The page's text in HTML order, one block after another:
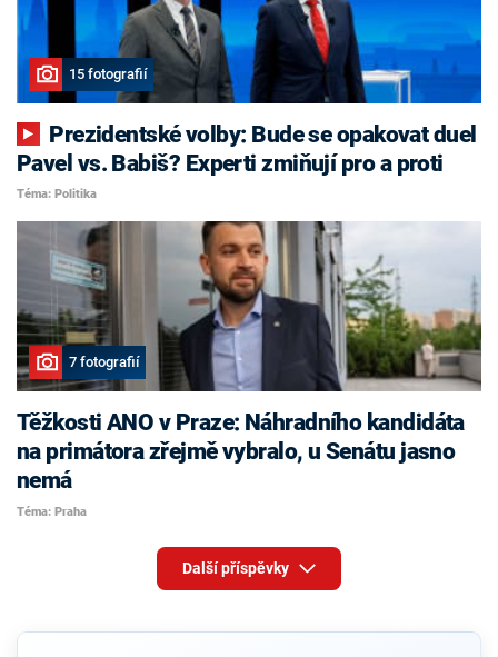
15 fotografií
Pavel vs. Babiš? Experti zmiňují pro a proti
Téma: Politika
7 fotografií
Těžkosti ANO v Praze: Náhradního kandidáta
na primátora zřejmě vybralo, u Senátu jasno
nemá
Téma: Praha
Další příspěvky